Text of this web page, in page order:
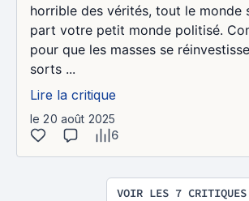
horrible des vérités, tout le monde
part votre petit monde politisé.
pour que les masses se
sorts ...
Lire la critique
le 20 août 2025
6
VOIR LES 7 CRITIQUES